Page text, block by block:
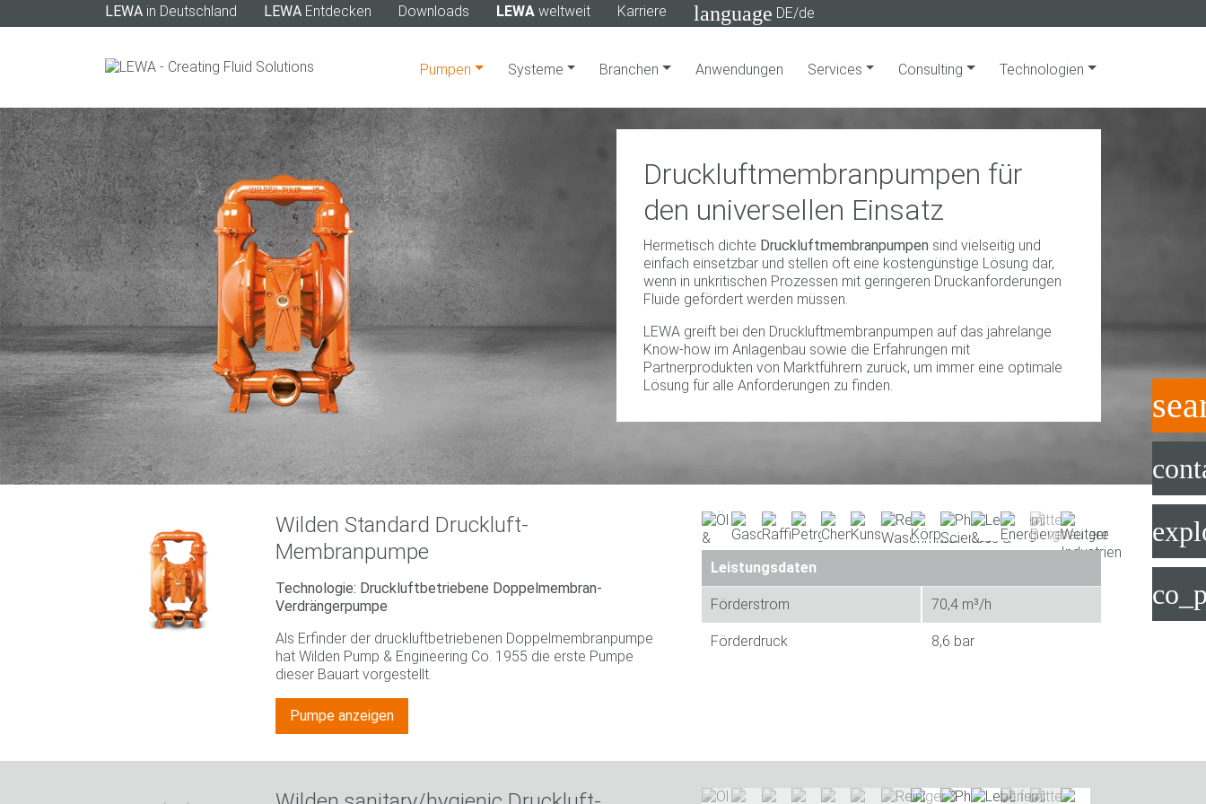
LEWA in Deutschland LEWA Entdecken Downloads LEWA weltweit Karriere language DE/de
Pumpen Systeme Branchen Anwendungen Services Consulting Technologien
Druckluftmembranpumpen für
den universellen Einsatz
Hermetisch dichte Druckluftmembranpumpen sind vielseitig und
einfach einsetzbar und stellen oft eine kostengünstige Lösung dar,
wenn in unkritischen Prozessen mit geringeren Druckanforderungen
Fluide gefördert werden müssen.
LEWA greift bei den Druckluftmembranpumpen auf das jahrelange
Know-how im Anlagenbau sowie die Erfahrungen mit
Partnerprodukten von Marktführern zurück, um immer eine optimale
Lösung für alle Anforderungen zu finden.
Wilden Standard Druckluft-
Membranpumpe
Technologie: Druckluftbetriebene Doppelmembran-
Verdrängerpumpe
Als Erfinder der druckluftbetriebenen Doppelmembranpumpe
hat Wilden Pump & Engineering Co. 1955 die erste Pumpe
dieser Bauart vorgestellt.
Pumpe anzeigen
Leistungsdaten
Förderstrom 70,4 m³/h
Förderdruck 8,6 bar